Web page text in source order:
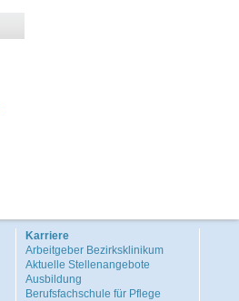
Karriere
Arbeitgeber Bezirksklinikum
Aktuelle Stellenangebote
Ausbildung
Berufsfachschule für Pflege